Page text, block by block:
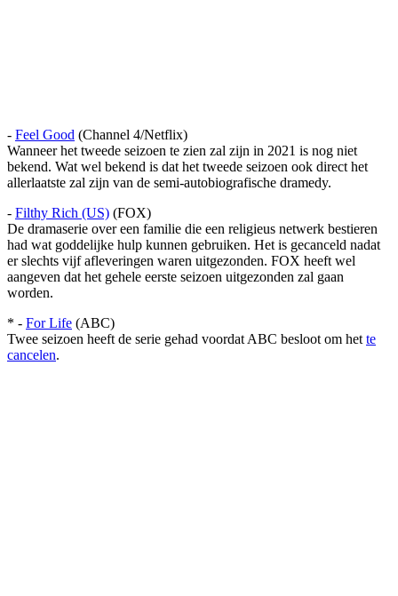
- Feel Good (Channel 4/Netflix)
Wanneer het tweede seizoen te zien zal zijn in 2021 is nog niet
bekend. Wat wel bekend is dat het tweede seizoen ook direct het
allerlaatste zal zijn van de semi-autobiografische dramedy.
- Filthy Rich (US) (FOX)
De dramaserie over een familie die een religieus netwerk bestieren
had wat goddelijke hulp kunnen gebruiken. Het is gecanceld nadat
er slechts vijf afleveringen waren uitgezonden. FOX heeft wel
aangeven dat het gehele eerste seizoen uitgezonden zal gaan
worden.
* - For Life (ABC)
Twee seizoen heeft de serie gehad voordat ABC besloot om het te
cancelen.